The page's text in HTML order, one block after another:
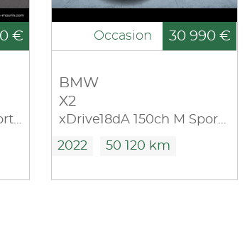
€
sDrive20iA 178ch M Sport DKG7
Occasion 30 990 €
BMW
X2
xDrive18dA 150ch M Sport Euro6d-T
2022 50 120 km